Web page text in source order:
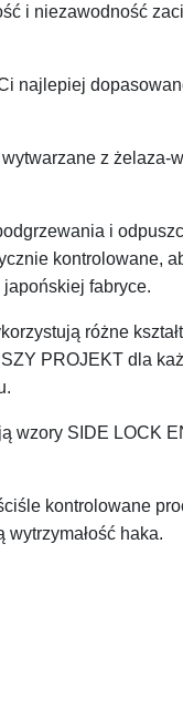
i niezawodność
najlepiej
z żelaza-
i
kontrolowane,
fabryce.
różne
PROJEKT dla
wzory SIDE LOCK
kontrolowane
haka.